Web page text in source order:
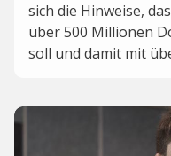
sich die Hinweise,
über 500 Millionen
soll und damit mit